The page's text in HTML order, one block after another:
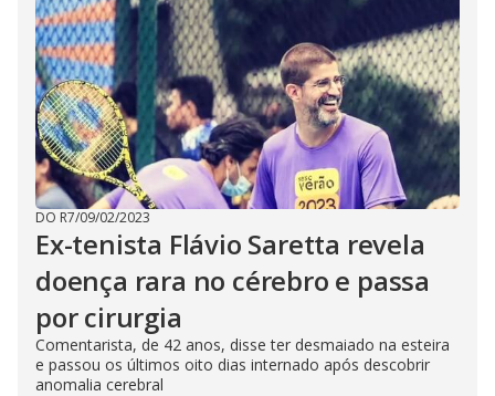
DO R7/09/02/2023
Ex-tenista Flávio Saretta revela
doença rara no cérebro e passa
por cirurgia
Comentarista, de 42 anos, disse ter desmaiado na esteira
e passou os últimos oito dias internado após descobrir
anomalia cerebral